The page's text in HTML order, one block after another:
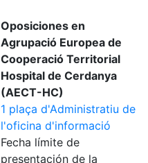
Oposiciones en
Agrupació Europea de
Cooperació Territorial
Hospital de Cerdanya
(AECT-HC)
1 plaça d'Administratiu de
l'oficina d'informació
Fecha límite de
presentación de la